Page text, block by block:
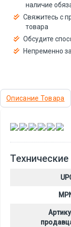
наличие
Свяжитесь с
товара
Обсудите
Непременно
Описание Товара
, , , , ,